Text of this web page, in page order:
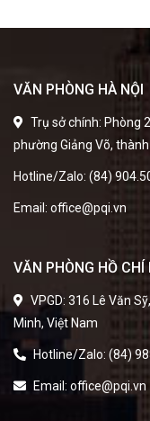
VĂN PHÒNG HÀ NỘI
Trụ sở chính: Phòng
phường Giảng Võ,
Hotline/Zalo: (84)
Email: office@pqi.vn
VĂN PHÒNG HỒ CHÍ
VPGD: 316 Lê Văn
Minh, Việt Nam
Hotline/Zalo: (84)
Email: office@pqi.vn